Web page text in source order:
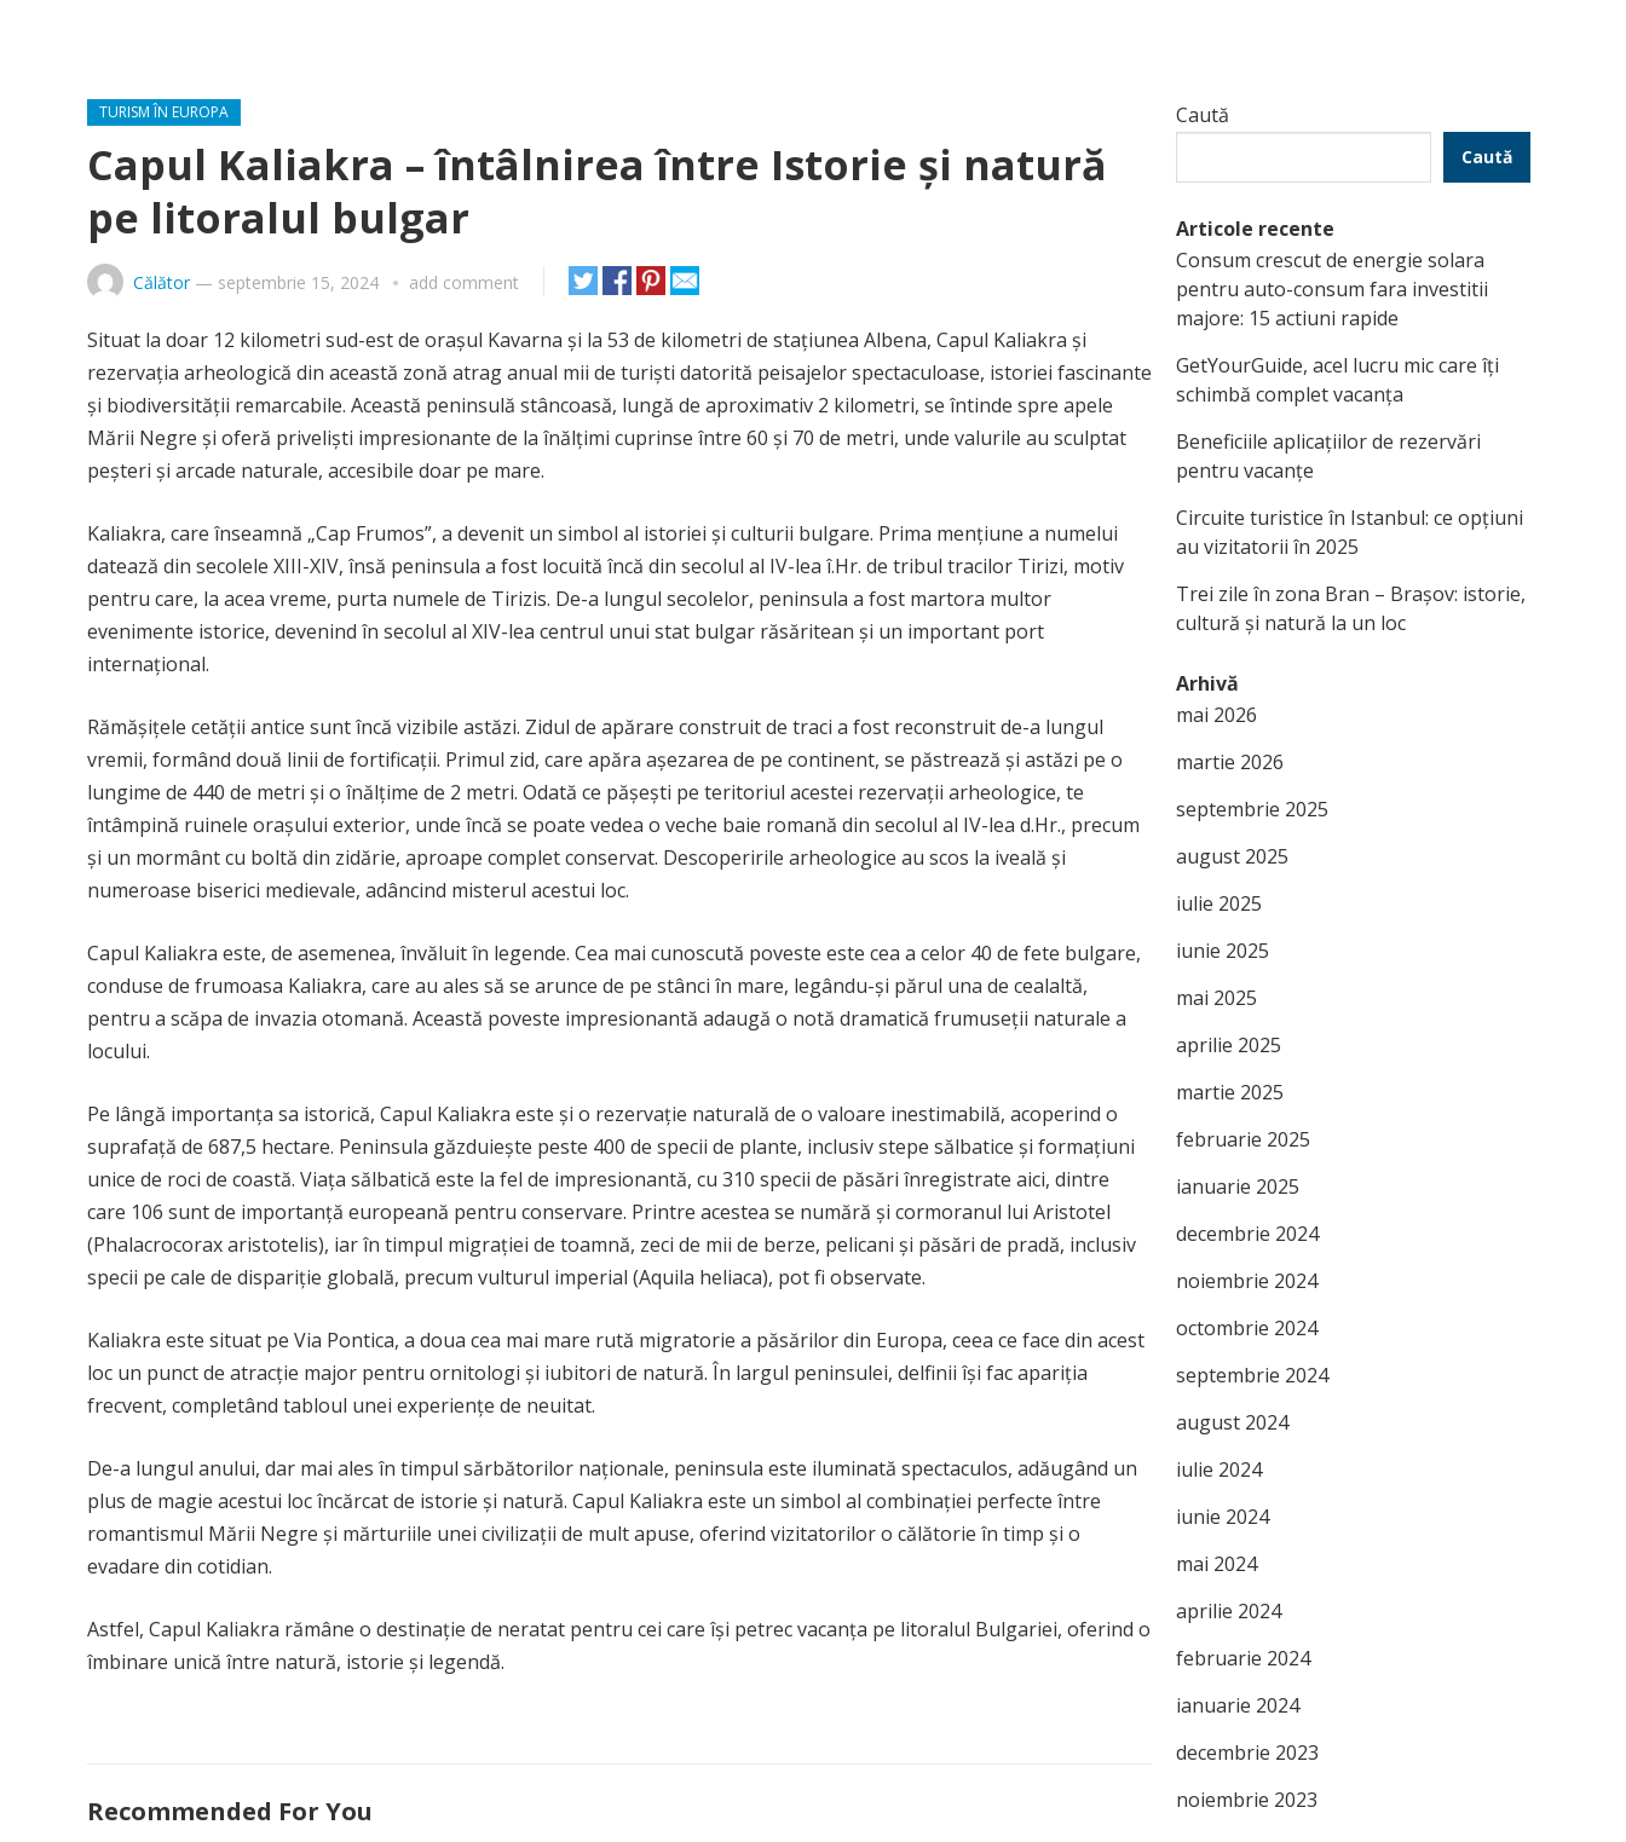
TURISM ÎN EUROPA
Capul Kaliakra – întâlnirea între Istorie și natură
pe litoralul bulgar
Călător— septembrie 15, 2024 add comment
Situat la doar 12 kilometri sud-est de orașul Kavarna și la 53 de kilometri de stațiunea Albena, Capul Kaliakra și
rezervația arheologică din această zonă atrag anual mii de turiști datorită peisajelor spectaculoase, istoriei fascinante
și biodiversității remarcabile. Această peninsulă stâncoasă, lungă de aproximativ 2 kilometri, se întinde spre apele
Mării Negre și oferă priveliști impresionante de la înălțimi cuprinse între 60 și 70 de metri, unde valurile au sculptat
peșteri și arcade naturale, accesibile doar pe mare.
Kaliakra, care înseamnă „Cap Frumos”, a devenit un simbol al istoriei și culturii bulgare. Prima mențiune a numelui
datează din secolele XIII-XIV, însă peninsula a fost locuită încă din secolul al IV-lea î.Hr. de tribul tracilor Tirizi, motiv
pentru care, la acea vreme, purta numele de Tirizis. De-a lungul secolelor, peninsula a fost martora multor
evenimente istorice, devenind în secolul al XIV-lea centrul unui stat bulgar răsăritean și un important port
internațional.
Rămășițele cetății antice sunt încă vizibile astăzi. Zidul de apărare construit de traci a fost reconstruit de-a lungul
vremii, formând două linii de fortificații. Primul zid, care apăra așezarea de pe continent, se păstrează și astăzi pe o
lungime de 440 de metri și o înălțime de 2 metri. Odată ce pășești pe teritoriul acestei rezervații arheologice, te
întâmpină ruinele orașului exterior, unde încă se poate vedea o veche baie romană din secolul al IV-lea d.Hr., precum
și un mormânt cu boltă din zidărie, aproape complet conservat. Descoperirile arheologice au scos la iveală și
numeroase biserici medievale, adâncind misterul acestui loc.
Capul Kaliakra este, de asemenea, învăluit în legende. Cea mai cunoscută poveste este cea a celor 40 de fete bulgare,
conduse de frumoasa Kaliakra, care au ales să se arunce de pe stânci în mare, legându-și părul una de cealaltă,
pentru a scăpa de invazia otomană. Această poveste impresionantă adaugă o notă dramatică frumuseții naturale a
locului.
Pe lângă importanța sa istorică, Capul Kaliakra este și o rezervație naturală de o valoare inestimabilă, acoperind o
suprafață de 687,5 hectare. Peninsula găzduiește peste 400 de specii de plante, inclusiv stepe sălbatice și formațiuni
unice de roci de coastă. Viața sălbatică este la fel de impresionantă, cu 310 specii de păsări înregistrate aici, dintre
care 106 sunt de importanță europeană pentru conservare. Printre acestea se numără și cormoranul lui Aristotel
(Phalacrocorax aristotelis), iar în timpul migrației de toamnă, zeci de mii de berze, pelicani și păsări de pradă, inclusiv
specii pe cale de dispariție globală, precum vulturul imperial (Aquila heliaca), pot fi observate.
Kaliakra este situat pe Via Pontica, a doua cea mai mare rută migratorie a păsărilor din Europa, ceea ce face din acest
loc un punct de atracție major pentru ornitologi și iubitori de natură. În largul peninsulei, delfinii își fac apariția
frecvent, completând tabloul unei experiențe de neuitat.
De-a lungul anului, dar mai ales în timpul sărbătorilor naționale, peninsula este iluminată spectaculos, adăugând un
plus de magie acestui loc încărcat de istorie și natură. Capul Kaliakra este un simbol al combinației perfecte între
romantismul Mării Negre și mărturiile unei civilizații de mult apuse, oferind vizitatorilor o călătorie în timp și o
evadare din cotidian.
Astfel, Capul Kaliakra rămâne o destinație de neratat pentru cei care își petrec vacanța pe litoralul Bulgariei, oferind o
îmbinare unică între natură, istorie și legendă.
Recommended For You
Caută
Caută
Articole recente
Consum crescut de energie solara
pentru auto-consum fara investitii
majore: 15 actiuni rapide
GetYourGuide, acel lucru mic care îți
schimbă complet vacanța
Beneficiile aplicațiilor de rezervări
pentru vacanțe
Circuite turistice în Istanbul: ce opțiuni
au vizitatorii în 2025
Trei zile în zona Bran – Brașov: istorie,
cultură și natură la un loc
Arhivă
mai 2026
martie 2026
septembrie 2025
august 2025
iulie 2025
iunie 2025
mai 2025
aprilie 2025
martie 2025
februarie 2025
ianuarie 2025
decembrie 2024
noiembrie 2024
octombrie 2024
septembrie 2024
august 2024
iulie 2024
iunie 2024
mai 2024
aprilie 2024
februarie 2024
ianuarie 2024
decembrie 2023
noiembrie 2023